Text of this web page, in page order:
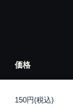
価格
150円(税込)